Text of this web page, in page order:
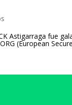
Astigarraga fue
(European